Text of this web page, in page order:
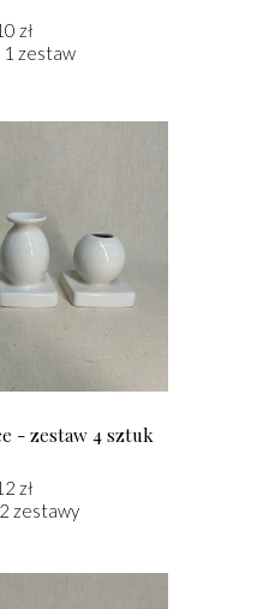
- zestaw 4 sztuk
zł
zestawy
zł
1 zestaw